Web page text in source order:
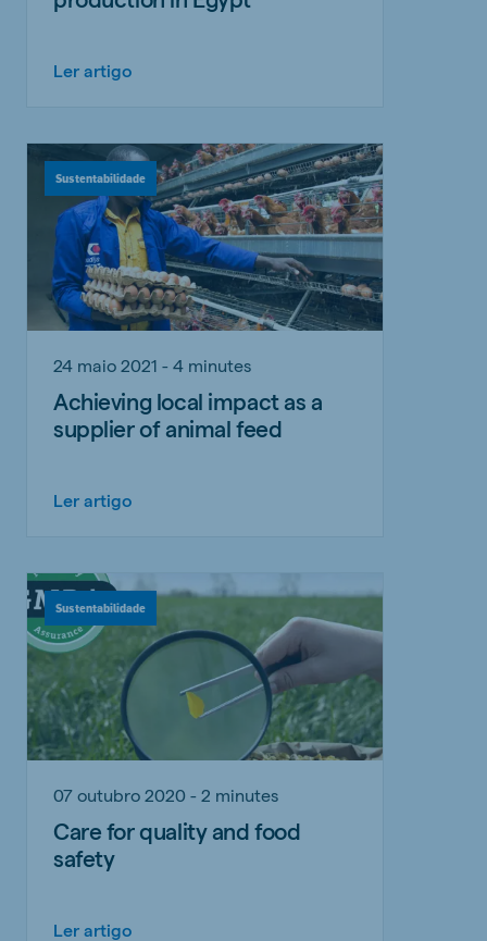
Ler artigo
Sustentabilidade
24 maio 2021 - 4 minutes
Achieving local impact as a
supplier of animal feed
Ler artigo
Sustentabilidade
07 outubro 2020 - 2 minutes
Care for quality and food
safety
Ler artigo